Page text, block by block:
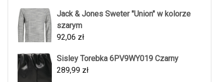
Jack & Jones Sweter "Union" w kolorze
szarym
92,06 zł
Sisley Torebka 6PV9WY019 Czarny
289,99 zł